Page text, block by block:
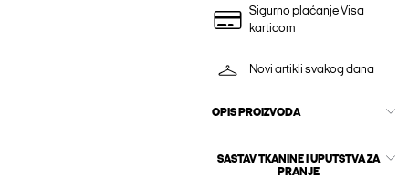
Sigurno plaćanje Visa
karticom
Novi artikli svakog dana
OPIS PROIZVODA
SASTAV TKANINE I UPUTSTVA ZA
PRANJE